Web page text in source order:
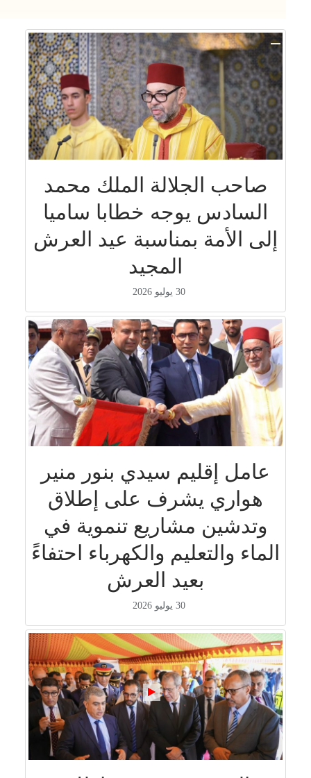
صاحب الجلالة الملك محمد
السادس يوجه خطابا ساميا
إلى الأمة بمناسبة عيد العرش
المجيد
30 يوليو 2026
عامل إقليم سيدي بنور منير
هواري يشرف على إطلاق
وتدشين مشاريع تنموية في
الماء والتعليم والكهرباء احتفاءً
بعيد العرش
30 يوليو 2026